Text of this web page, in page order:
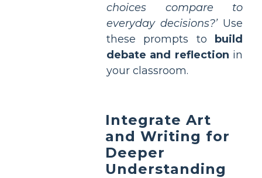
choices compare to
everyday decisions?’Use
these prompts to
build
debate and reflection in
your classroom.
Integrate Art
and Writing for
Deeper
Understanding